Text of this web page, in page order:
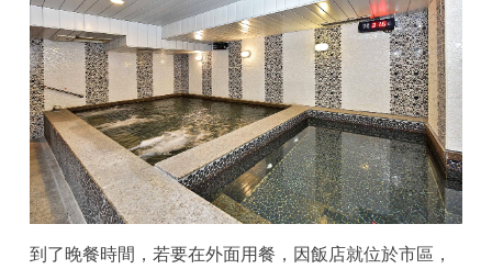
到了晚餐時間，若要在外面用餐，因飯店就位於市區，